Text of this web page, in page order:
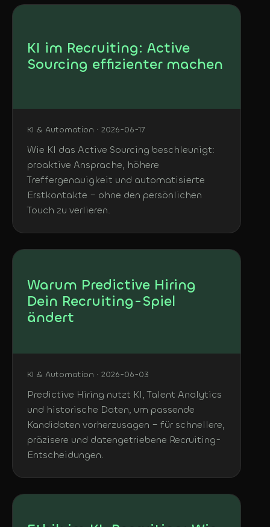
KI im Recruiting: Active
Sourcing effizienter machen
KI & Automation · 2026-06-17
Wie KI das Active Sourcing beschleunigt:
proaktive Ansprache, höhere
Treffergenauigkeit und automatisierte
Erstkontakte – ohne den persönlichen
Touch zu verlieren.
Warum Predictive Hiring
Dein Recruiting-Spiel
ändert
KI & Automation · 2026-06-03
Predictive Hiring nutzt KI, Talent Analytics
und historische Daten, um passende
Kandidaten vorherzusagen – für schnellere,
präzisere und datengetriebene Recruiting-
Entscheidungen.